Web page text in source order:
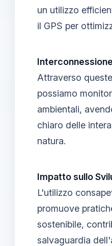
un utilizzo
il GPS per
Attraverso
possiamo
ambientali,
chiaro delle
natura.
Impatto sullo
L'utilizzo
promuove
sostenibile,
salvaguardia